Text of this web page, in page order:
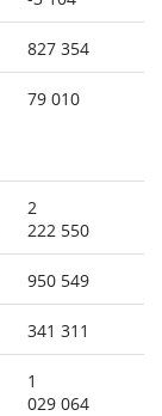
827 354
79 010
2
222 550
950 549
341 311
1
029 064